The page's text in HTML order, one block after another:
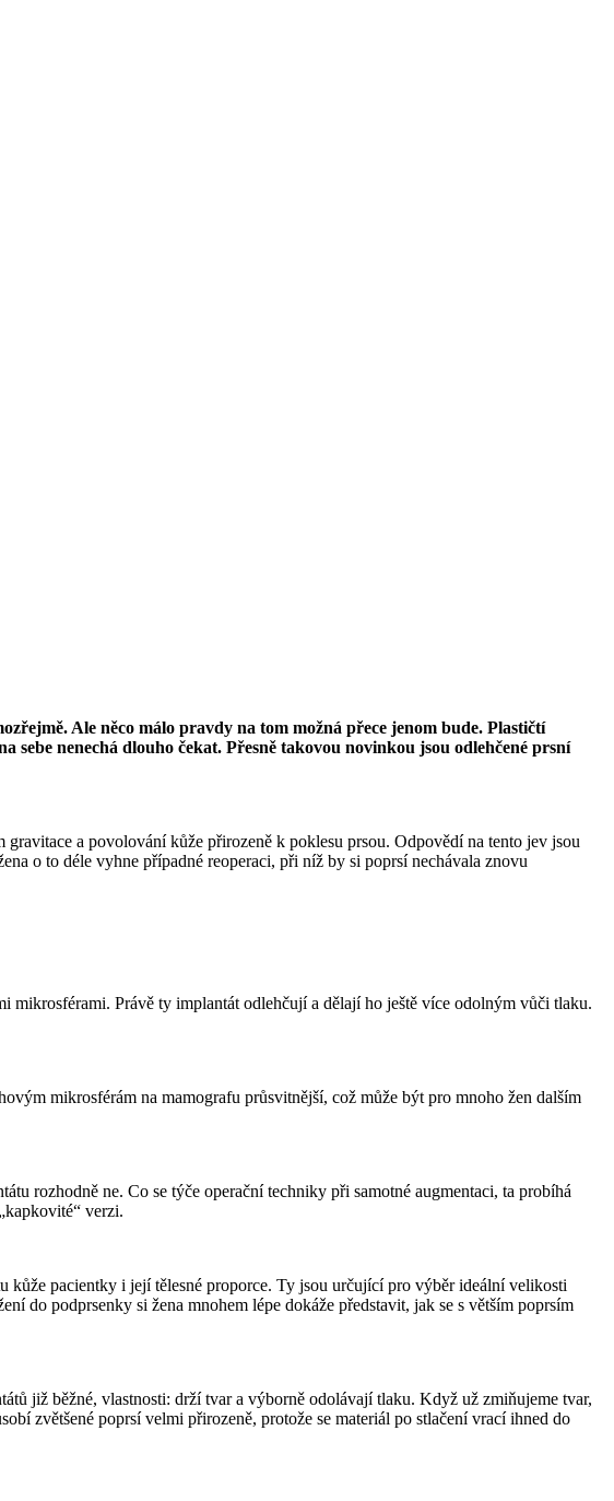
Ale něco málo pravdy na tom možná přece jenom bude. Plastičtí
nenechá dlouho čekat. Přesně takovou novinkou jsou odlehčené prsní
a povolování kůže přirozeně k poklesu prsou. Odpovědí na tento jev jsou
o to déle vyhne případné reoperaci, při níž by si poprsí nechávala znovu
Právě ty implantát odlehčují a dělají ho ještě více odolným vůči tlaku.
mikrosférám na mamografu průsvitnější, což může být pro mnoho žen dalším
rozhodně ne. Co se týče operační techniky při samotné augmentaci, ta probíhá
verzi.
pacientky i její tělesné proporce. Ty jsou určující pro výběr ideální velikosti
do podprsenky si žena mnohem lépe dokáže představit, jak se s větším poprsím
již běžné, vlastnosti: drží tvar a výborně odolávají tlaku. Když už zmiňujeme tvar,
zvětšené poprsí velmi přirozeně, protože se materiál po stlačení vrací ihned do